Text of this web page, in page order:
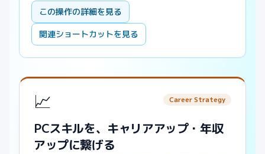
この操作の詳細を見る
関連ショートカットを見る
📈 Career Strategy
PCスキルを、キャリアアップ・年収
アップに繋げる